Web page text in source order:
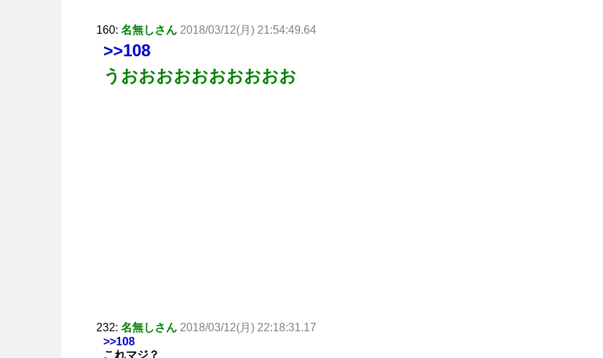
160: 名無しさん 2018/03/12(月) 21:54:49.64
>>108
うおおおおおおおおおお
232: 名無しさん 2018/03/12(月) 22:18:31.17
>>108
これマジ？